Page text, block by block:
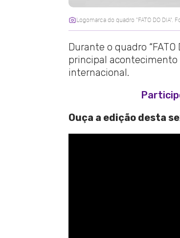
Logomarca do quadro "FATO DO DIA".
Durante o quadro “FATO
principal acontecimento
internacional.
Ouça a edição desta